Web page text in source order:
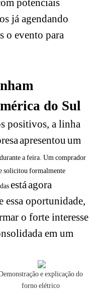
potenciais
já agendando
o evento para
do Sul
positivos, a linha
apresentouum
a feira. Um comprador
solicitou formalmente
estáagora
essa oportunidade,
o forte interesse
em um
e explicação do
forno elétrico